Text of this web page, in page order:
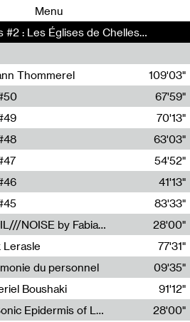
Menu
de Chelles - Les Centres Passagers (2)
Thommerel
109'03"
67'59"
70'13"
63'03"
54'52"
41'13"
83'33"
Radia Show #1113 : FOSSIL///NOISE by Fabiana Gibim / Wave Farm
28'00"
Lerasle
77'31"
du personnel
09'35"
Boushaki
91'12"
Radia Show #1112 : The Sonic Epidermis of Lake Léman by Paul Courlet / Guest Slot
28'00"
00
00